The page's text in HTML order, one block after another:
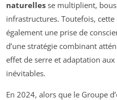
naturelles se multiplient,
infrastructures. Toutefois,
également une prise de
d’une stratégie combinant
effet de serre et adaptation
inévitables.
En 2024, alors que le Groupe